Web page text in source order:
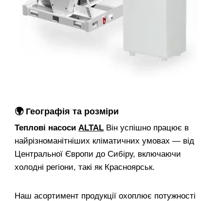
🌍 Географія та розміри
Теплові насоси ALTAL Він успішно працює в
найрізноманітніших кліматичних умовах — від
Центральної Європи до Сибіру, ​​включаючи
холодні регіони, такі як Красноярськ.
Наш асортимент продукції охоплює потужності